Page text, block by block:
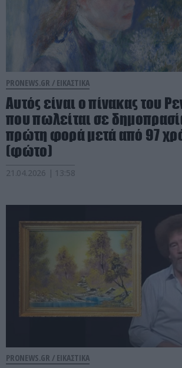
PRONEWS.GR / ΕΙΚΑΣΤΙΚΑ
Αυτός είναι ο πίνακας του
που πωλείται σε
πρώτη φορά μετά από 97
(φώτο)
21.04.2026 | 13:58
PRONEWS.GR / ΕΙΚΑΣΤΙΚΑ